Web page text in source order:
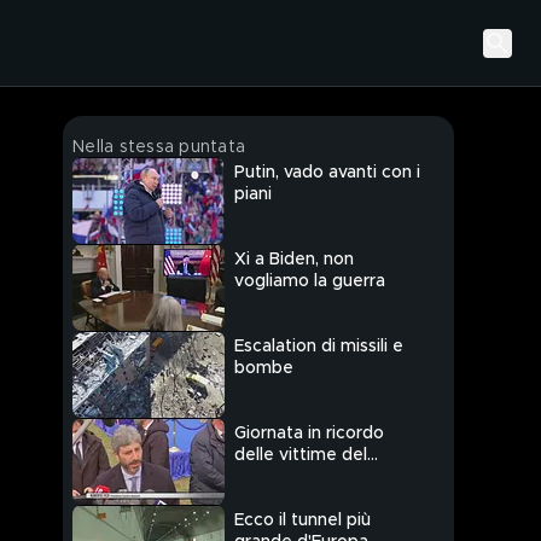
Nella stessa puntata
Putin, vado avanti con i
piani
Xi a Biden, non
vogliamo la guerra
Escalation di missili e
bombe
Giornata in ricordo
delle vittime del
Ecco il tunnel più